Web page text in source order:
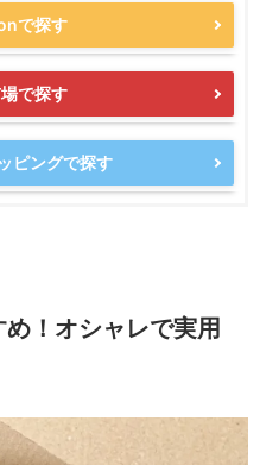
で探す
で探す
ピングで探す
！オシャレで実用